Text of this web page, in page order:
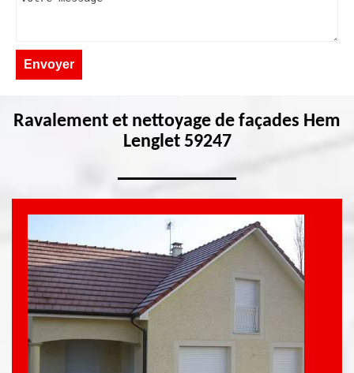
Ravalement et nettoyage de façades Hem
Lenglet 59247